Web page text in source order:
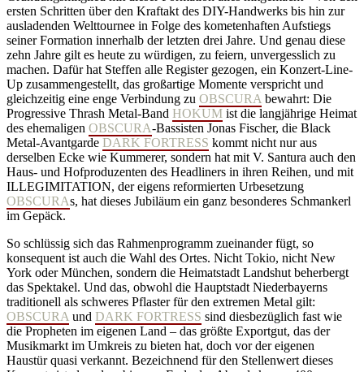
ersten Schritten über den Kraftakt des DIY-Handwerks bis hin zur
ausladenden Welttournee in Folge des kometenhaften Aufstiegs
seiner Formation innerhalb der letzten drei Jahre. Und genau diese
zehn Jahre gilt es heute zu würdigen, zu feiern, unvergesslich zu
machen. Dafür hat Steffen alle Register gezogen, ein Konzert-Line-
Up zusammengestellt, das großartige Momente verspricht und
gleichzeitig eine enge Verbindung zu OBSCURA bewahrt: Die
Progressive Thrash Metal-Band HOKUM ist die langjährige Heimat
des ehemaligen OBSCURA-Bassisten Jonas Fischer, die Black
Metal-Avantgarde DARK FORTRESS kommt nicht nur aus
derselben Ecke wie Kummerer, sondern hat mit V. Santura auch den
Haus- und Hofproduzenten des Headliners in ihren Reihen, und mit
ILLEGIMITATION, der eigens reformierten Urbesetzung
OBSCURAs, hat dieses Jubiläum ein ganz besonderes Schmankerl
im Gepäck.
So schlüssig sich das Rahmenprogramm zueinander fügt, so
konsequent ist auch die Wahl des Ortes. Nicht Tokio, nicht New
York oder München, sondern die Heimatstadt Landshut beherbergt
das Spektakel. Und das, obwohl die Hauptstadt Niederbayerns
traditionell als schweres Pflaster für den extremen Metal gilt:
OBSCURA und DARK FORTRESS sind diesbezüglich fast wie
die Propheten im eigenen Land – das größte Exportgut, das der
Musikmarkt im Umkreis zu bieten hat, doch vor der eigenen
Haustür quasi verkannt. Bezeichnend für den Stellenwert dieses